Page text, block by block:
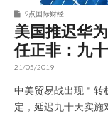
9点国际财经
美国推迟华
任正非：九
21/05/2019
中美贸易战出现＂转
定，延迟九十天实施